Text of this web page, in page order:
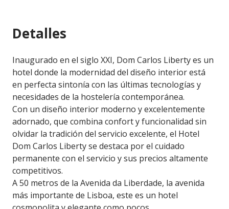
Detalles
Inaugurado en el siglo XXI, Dom Carlos Liberty es un
hotel donde la modernidad del diseño interior está
en perfecta sintonía con las últimas tecnologías y
necesidades de la hostelería contemporánea.
Con un diseño interior moderno y excelentemente
adornado, que combina confort y funcionalidad sin
olvidar la tradición del servicio excelente, el Hotel
Dom Carlos Liberty se destaca por el cuidado
permanente con el servicio y sus precios altamente
competitivos.
A 50 metros de la Avenida da Liberdade, la avenida
más importante de Lisboa, este es un hotel